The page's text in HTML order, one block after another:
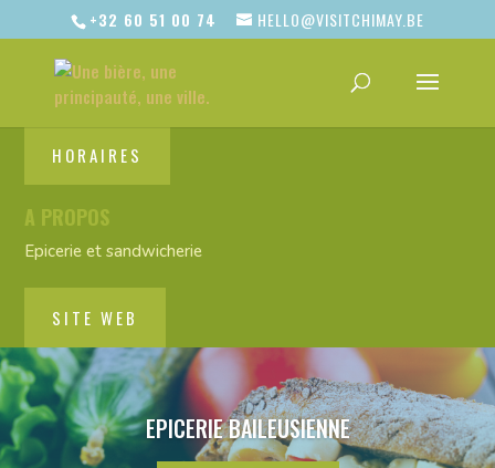
+32 60 51 00 74 HELLO@VISITCHIMAY.BE
HORAIRES
A PROPOS
Epicerie et sandwicherie
SITE WEB
EPICERIE BAILEUSIENNE